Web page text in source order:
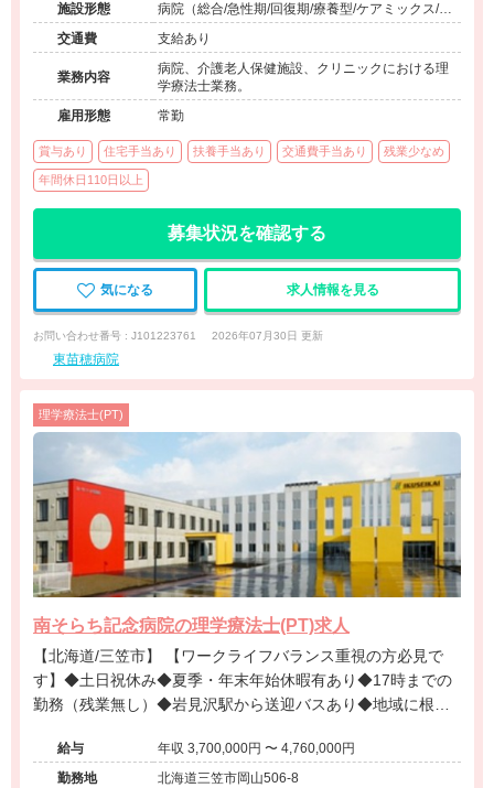
施設形態
病院（総合/急性期/回復期/療養型/ケアミックス/外
来）、その他（その他）
交通費 支給あり
業務内容
病院、介護老人保健施設、クリニックにおける理
学療法士業務。
雇用形態
常勤
賞与あり 住宅手当あり 扶養手当あり 交通費手当あり 残業少なめ
年間休日110日以上
募集状況を確認する
気になる 求人情報を見る
お問い合わせ番号 : J101223761 2026年07月30日 更新
東苗穂病院
理学療法士(PT)
南そらち記念病院の理学療法士(PT)求人
【北海道/三笠市】 【ワークライフバランス重視の方必見で
す】◆土日祝休み◆夏季・年末年始休暇有あり◆17時までの
勤務（残業無し）◆岩見沢駅から送迎バスあり◆地域に根差
給与
年収 3,700,000円 〜 4,760,000円
勤務地
北海道三笠市岡山506-8